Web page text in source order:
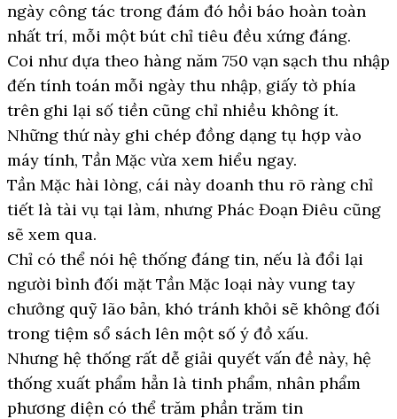
ngày công tác trong đám đó hồi báo hoàn toàn
nhất trí, mỗi một bút chỉ tiêu đều xứng đáng.
Coi như dựa theo hàng năm 750 vạn sạch thu nhập
đến tính toán mỗi ngày thu nhập, giấy tờ phía
trên ghi lại số tiền cũng chỉ nhiều không ít.
Những thứ này ghi chép đồng dạng tụ hợp vào
máy tính, Tần Mặc vừa xem hiểu ngay.
Tần Mặc hài lòng, cái này doanh thu rõ ràng chỉ
tiết là tài vụ tại làm, nhưng Phác Đoạn Điêu cũng
sẽ xem qua.
Chỉ có thể nói hệ thống đáng tin, nếu là đổi lại
người bình đối mặt Tần Mặc loại này vung tay
chưởng quỹ lão bản, khó tránh khỏi sẽ không đối
trong tiệm sổ sách lên một số ý đồ xấu.
Nhưng hệ thống rất dễ giải quyết vấn đề này, hệ
thống xuất phẩm hẳn là tinh phẩm, nhân phẩm
phương diện có thể trăm phần trăm tin